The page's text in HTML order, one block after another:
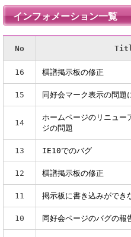
インフォメーション一覧
No
16 棋譜掲示板の修正
15 同好会マーク表示の問題
14
ホームページのリニュー
ジの問題
13 IE10でのバグ
12 棋譜掲示板の修正
11 掲示板に書き込みができ
10 同好会ページのバグの報